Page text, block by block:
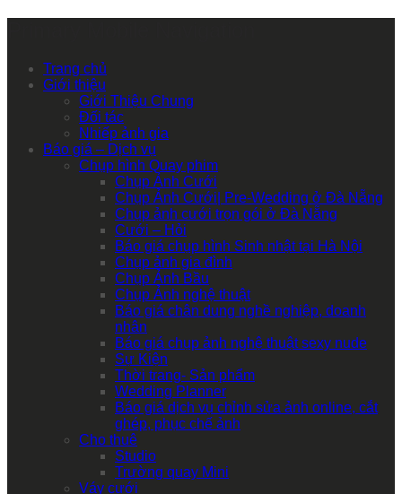
Trang chủ
Giới thiệu
Giới Thiệu Chung
Đối tác
Nhiếp ảnh gia
Báo giá – Dịch vụ
Chụp hình Quay phim
Chụp Ảnh Cưới
Chụp Ảnh Cưới| Pre-Wedding ở Đà Nẵng
Chụp ảnh cưới trọn gói ở Đà Nẵng
Cưới – Hỏi
Báo giá chụp hình Sinh nhật tại Hà Nội
Chụp ảnh gia đình
Chụp Ảnh Bầu
Chụp Ảnh nghệ thuật
Báo giá chân dung nghề nghiệp, doanh
nhân
Báo giá chụp ảnh nghệ thuật sexy nude
Sự Kiện
Thời trang- Sản phẩm
Wedding Planner
Báo giá dịch vụ chỉnh sửa ảnh online, cắt
ghép, phục chế ảnh
Cho thuê
Studio
Trường quay Mini
Váy cưới